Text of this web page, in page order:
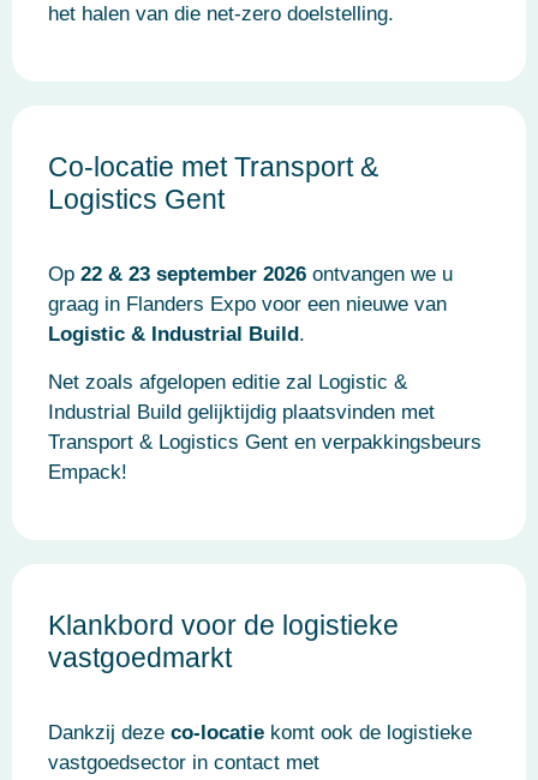
het halen van die net-zero doelstelling.
Co-locatie met Transport &
Logistics Gent
Op 22 & 23 september 2026 ontvangen we u
graag in Flanders Expo voor een nieuwe van
Logistic & Industrial Build .
Net zoals afgelopen editie zal Logistic &
Industrial Build gelijktijdig plaatsvinden met
Transport & Logistics Gent en verpakkingsbeurs
Empack!
Klankbord voor de logistieke
vastgoedmarkt
Dankzij deze co-locatie komt ook de logistieke
vastgoedsector in contact met